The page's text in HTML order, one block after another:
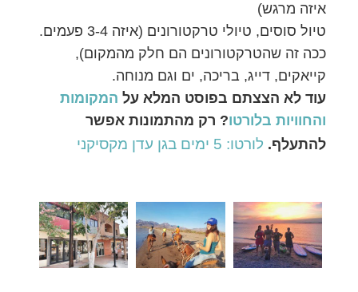
איזה מרגש)
טיול סוסים, טיולי טרקטורונים (איזה 3-4 פעמים.
ככה זה שהטרקטורונים הם חלק מהמקום),
קייאקים, דייג, בריכה, ים וגם מנוחה.
עוד לא הצצתם בפוסט המלא על המקומות
והחוויות בלורטו? רק מהתמונות אפשר
להתעלף. לורטו: 5 ימים בגן עדן מקסיקני